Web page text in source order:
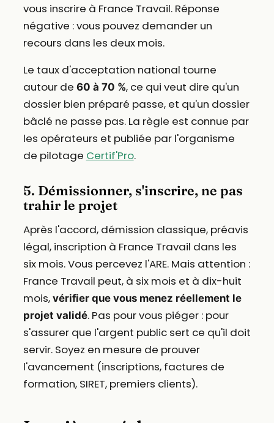
vous inscrire à France Travail. Réponse
négative : vous pouvez demander un
recours dans les deux mois.
Le taux d'acceptation national tourne
autour de 60 à 70 %, ce qui veut dire qu'un
dossier bien préparé passe, et qu'un dossier
bâclé ne passe pas. La règle est connue par
les opérateurs et publiée par l'organisme
de pilotage Certif'Pro.
5. Démissionner, s'inscrire, ne pas
trahir le projet
Après l'accord, démission classique, préavis
légal, inscription à France Travail dans les
six mois. Vous percevez l'ARE. Mais attention :
France Travail peut, à six mois et à dix-huit
mois, vérifier que vous menez réellement le
projet validé. Pas pour vous piéger : pour
s'assurer que l'argent public sert ce qu'il doit
servir. Soyez en mesure de prouver
l'avancement (inscriptions, factures de
formation, SIRET, premiers clients).